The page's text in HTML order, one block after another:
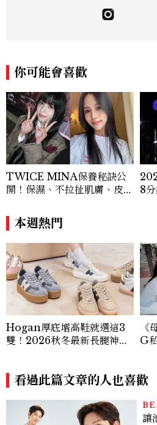
研究，還有點天
美感本能，更擅
你可能會喜歡
TWICE MINA保養秘訣公
開！保濕、不拉扯肌膚、皮拉
肌
8
本週熱門
Hogan厚底增高鞋就選這3
雙！2026秋冬最新長腿神
《
G
看過此篇文章的人也喜歡
讓